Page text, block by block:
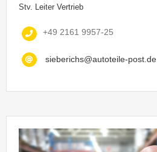
Stv. Leiter Vertrieb
+49 2161 9957-25
sieberichs@autoteile-post.de